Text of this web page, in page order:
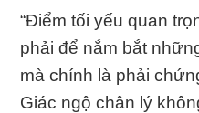
“Điểm tối yếu quan
phải để nắm bắt
mà chính là phải
Giác ngộ chân lý